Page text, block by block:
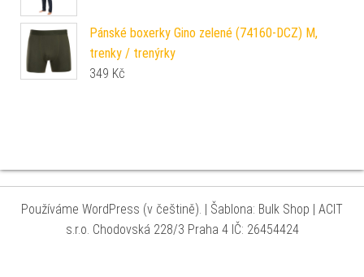
Pánské boxerky Gino zelené (74160-DCZ) M,
trenky / trenýrky
349 Kč
Používáme WordPress (v češtině). Šablona: Bulk Shop
| ACIT
s.r.o. Chodovská 228/3 Praha 4 IČ: 26454424